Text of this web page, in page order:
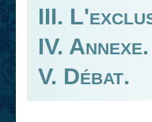
III.
IV.
V. Débat.